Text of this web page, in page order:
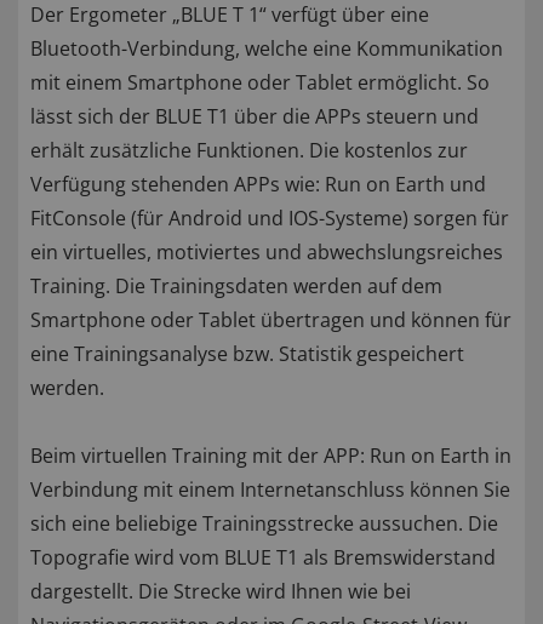
Der Ergometer „BLUE T 1“ verfügt über eine
Bluetooth-Verbindung, welche eine Kommunikation
mit einem Smartphone oder Tablet ermöglicht. So
lässt sich der BLUE T1 über die APPs steuern und
erhält zusätzliche Funktionen. Die kostenlos zur
Verfügung stehenden APPs wie: Run on Earth und
FitConsole (für Android und IOS-Systeme) sorgen für
ein virtuelles, motiviertes und abwechslungsreiches
Training. Die Trainingsdaten werden auf dem
Smartphone oder Tablet übertragen und können für
eine Trainingsanalyse bzw. Statistik gespeichert
werden.
Beim virtuellen Training mit der APP: Run on Earth in
Verbindung mit einem Internetanschluss können Sie
sich eine beliebige Trainingsstrecke aussuchen. Die
Topografie wird vom BLUE T1 als Bremswiderstand
dargestellt. Die Strecke wird Ihnen wie bei